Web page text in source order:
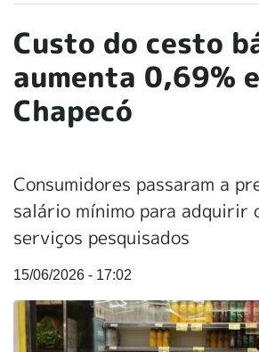
Custo do cesto
aumenta 0,69%
Chapecó
Consumidores passaram a
salário mínimo para adquirir
serviços pesquisados
15/06/2026 - 17:02